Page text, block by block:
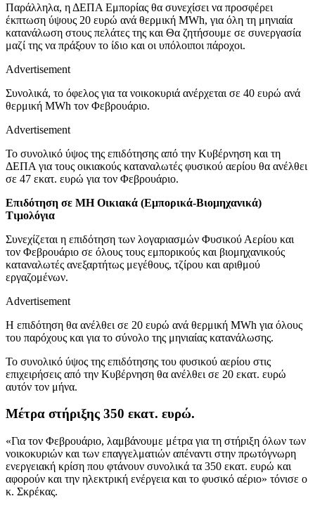
Παράλληλα, η ΔΕΠΑ Εμπορίας θα συνεχίσει να προσφέρει
έκπτωση ύψους 20 ευρώ ανά θερμική MWh, για όλη τη μηνιαία
κατανάλωση στους πελάτες της και Θα ζητήσουμε σε συνεργασία
μαζί της να πράξουν το ίδιο και οι υπόλοιποι πάροχοι.
Advertisement
Συνολικά, το όφελος για τα νοικοκυριά ανέρχεται σε 40 ευρώ ανά
θερμική MWh τον Φεβρουάριο.
Advertisement
Το συνολικό ύψος της επιδότησης από την Κυβέρνηση και τη
ΔΕΠΑ για τους οικιακούς καταναλωτές φυσικού αερίου θα ανέλθει
σε 47 εκατ. ευρώ για τον Φεβρουάριο.
Επιδότηση σε ΜΗ Οικιακά (Εμπορικά-Βιομηχανικά)
Τιμολόγια
Συνεχίζεται η επιδότηση των λογαριασμών Φυσικού Αερίου και
τον Φεβρουάριο σε όλους τους εμπορικούς και βιομηχανικούς
καταναλωτές ανεξαρτήτως μεγέθους, τζίρου και αριθμού
εργαζομένων.
Advertisement
Η επιδότηση θα ανέλθει σε 20 ευρώ ανά θερμική MWh για όλους
του παρόχους και για το σύνολο της μηνιαίας κατανάλωσης.
Το συνολικό ύψος της επιδότησης του φυσικού αερίου στις
επιχειρήσεις από την Κυβέρνηση θα ανέλθει σε 20 εκατ. ευρώ
αυτόν τον μήνα.
Μέτρα στήριξης 350 εκατ. ευρώ.
«Για τον Φεβρουάριο, λαμβάνουμε μέτρα για τη στήριξη όλων των
νοικοκυριών και των επαγγελματιών απέναντι στην πρωτόγνωρη
ενεργειακή κρίση που φτάνουν συνολικά τα 350 εκατ. ευρώ και
αφορούν και την ηλεκτρική ενέργεια και το φυσικό αέριο» τόνισε ο
κ. Σκρέκας.